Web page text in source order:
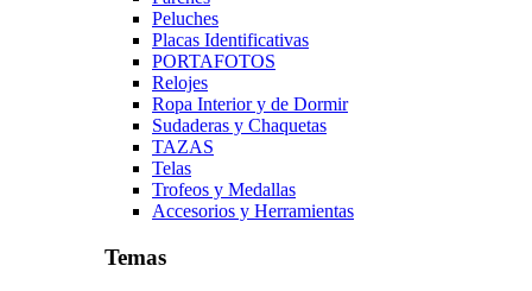
Peluches
Placas Identificativas
PORTAFOTOS
Relojes
Ropa Interior y de Dormir
Sudaderas y Chaquetas
TAZAS
Telas
Trofeos y Medallas
Accesorios y Herramientas
Temas